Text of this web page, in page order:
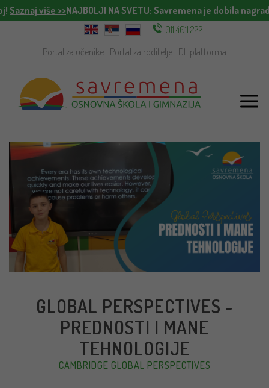
Saznaj više >>NAJBOLJI NA SVETU: Savremena je dobila
011 4011 222
Portal za učenike Portal za roditelje DL platforma
GLOBAL PERSPECTIVES -
PREDNOSTI I MANE
TEHNOLOGIJE
CAMBRIDGE GLOBAL PERSPECTIVES